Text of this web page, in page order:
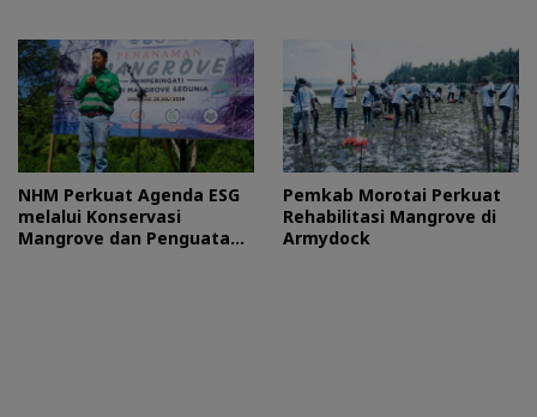
NHM Perkuat Agenda ESG
melalui Konservasi
Mangrove dan Penguatan
Pemkab Morotai Perkuat
Rehabilitasi Mangrove di
Armydock